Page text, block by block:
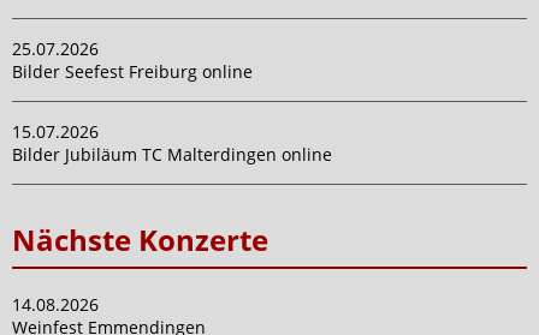
25.07.2026
Bilder Seefest Freiburg online
15.07.2026
Bilder Jubiläum TC Malterdingen online
Nächste Konzerte
14.08.2026
Weinfest Emmendingen